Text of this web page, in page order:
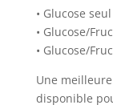
• Glucose
• Glucose/
• Glucose/
Une
disponible